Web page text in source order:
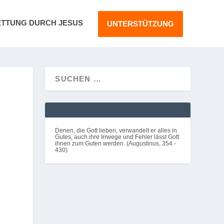
DURCH JESUS UNTERSTÜTZUNG
Denen, die Gott lieben, verwandelt er alles in
Gutes, auch ihre Irrwege und Fehler lässt Gott
ihnen zum Guten werden. (Augustinus, 354 -
430)